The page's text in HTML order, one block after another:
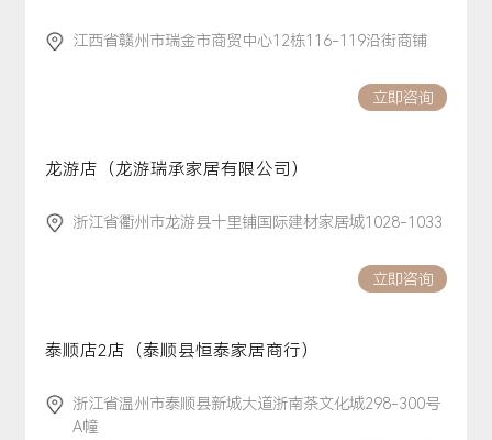
江西省赣州市瑞金市商贸中心12栋116-119沿街商铺
立即咨询
龙游店（龙游瑞承家居有限公司）
浙江省衢州市龙游县十里铺国际建材家居城1028-1033
立即咨询
泰顺店2店（泰顺县恒泰家居商行）
浙江省温州市泰顺县新城大道浙南茶文化城298-300号
A幢